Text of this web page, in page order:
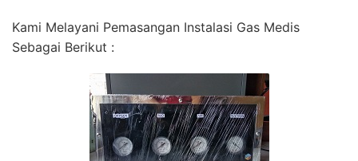
Kami Melayani Pemasangan Instalasi Gas Medis
Sebagai Berikut :